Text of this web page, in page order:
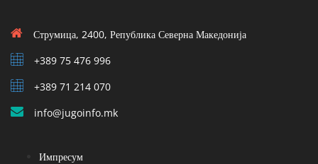
Струмица, 2400, Република Северна Македонија
+389 75 476 996
+389 71 214 070
info@jugoinfo.mk
Импресум